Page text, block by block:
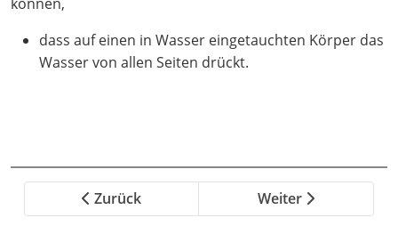
dass auf einen in Wasser eingetauchten Körper das
Wasser von allen Seiten drückt.
Zurück Weiter